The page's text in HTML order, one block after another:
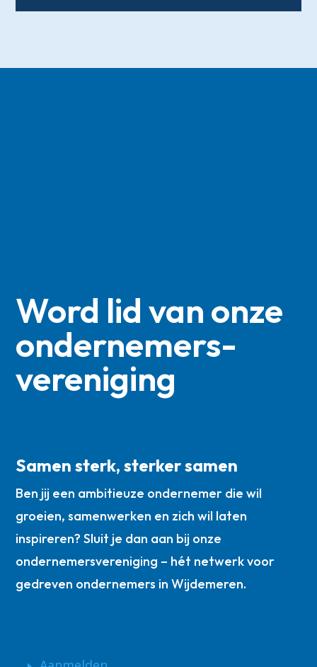
Word lid van onze
ondernemers­
vereniging
Samen sterk, sterker samen
Ben jij een ambitieuze ondernemer die wil
groeien, samenwerken en zich wil laten
inspireren? Sluit je dan aan bij onze
ondernemersvereniging – hét netwerk voor
gedreven ondernemers in Wijdemeren.